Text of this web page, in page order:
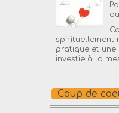
spirituellement
pratique et une
investie à la
Coup de